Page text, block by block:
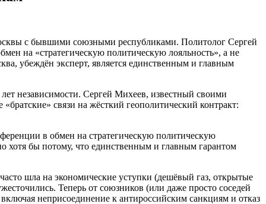
с бывшими союзными республиками. Политолог Сергей
на «стратегическую политическую лояльность», а не
убеждён эксперт, является единственным и главным
независимости. Сергей Михеев, известный своими
связи на жёсткий геополитический контракт:
в обмен на стратегическую политическую
бы потому, что единственным и главным гарантом
шла на экономические уступки (дешёвый газ, открытые
Теперь от союзников (или даже просто соседей
неприсоединение к антироссийским санкциям и отказ